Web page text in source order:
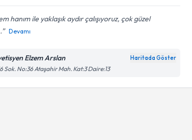
hanım ile yaklaşık aydır çalışıyoruz, çok güzel
Devamı
Elzem Arslan Haritada Göster
Sok. No:36 Ataşahir Mah. Kat:3 Daire:13